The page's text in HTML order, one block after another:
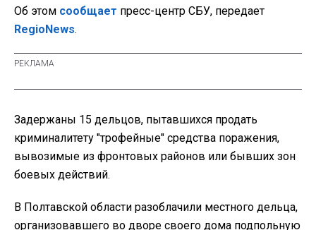
Об этом сообщает пресс-центр СБУ, передает
RegioNews.
Задержаны 15 дельцов, пытавшихся продать
криминалитету "трофейные" средства поражения,
вывозимые из фронтовых районов или бывших зон
боевых действий.
В Полтавской области разоблачили местного дельца,
организовавшего во дворе своего дома подпольную